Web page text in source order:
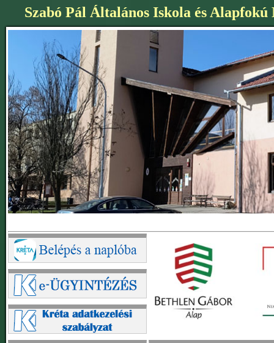
Szabó Pál Általános Iskola és